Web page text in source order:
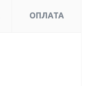
ОПЛАТА